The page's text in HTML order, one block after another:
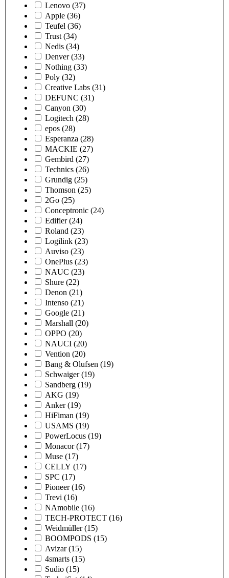
Lenovo (37)
Apple (36)
Teufel (36)
Trust (34)
Nedis (34)
Denver (33)
Nothing (33)
Poly (32)
Creative Labs (31)
DEFUNC (31)
Canyon (30)
Logitech (28)
epos (28)
Esperanza (28)
MACKIE (27)
Gembird (27)
Technics (26)
Grundig (25)
Thomson (25)
2Go (25)
Conceptronic (24)
Edifier (24)
Roland (23)
Logilink (23)
Auviso (23)
OnePlus (23)
NAUC (23)
Shure (22)
Denon (21)
Intenso (21)
Google (21)
Marshall (20)
OPPO (20)
NAUCI (20)
Vention (20)
Bang & Olufsen (19)
Schwaiger (19)
Sandberg (19)
AKG (19)
Anker (19)
HiFiman (19)
USAMS (19)
PowerLocus (19)
Monacor (17)
Muse (17)
CELLY (17)
SPC (17)
Pioneer (16)
Trevi (16)
NAmobile (16)
TECH-PROTECT (16)
Weidmüller (15)
BOOMPODS (15)
Avizar (15)
4smarts (15)
Sudio (15)